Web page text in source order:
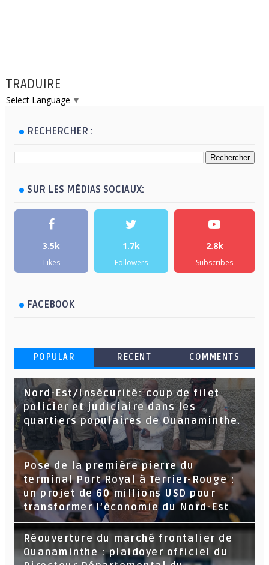
TRADUIRE
Select Language ▼
RECHERCHER :
SUR LES MÉDIAS SOCIAUX:
3.5k
Likes
1.7k
Followers
2.8k
Subscribes
FACEBOOK
POPULAR RECENT COMMENTS
Nord-Est/Insécurité: coup de filet
policier et judiciaire dans les
quartiers populaires de Ouanaminthe.
Pose de la première pierre du
terminal Port Royal à Terrier-Rouge :
un projet de 60 millions USD pour
transformer l’économie du Nord-Est
Réouverture du marché frontalier de
Ouanaminthe : plaidoyer officiel du